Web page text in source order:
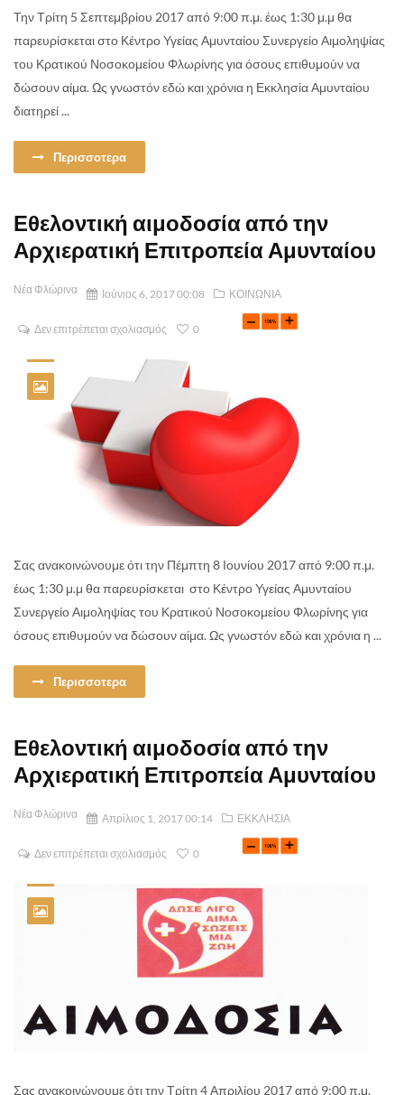
Την Τρίτη 5 Σεπτεμβρίου 2017 από 9:00 π.μ. έως 1:30 μ.μ θα
παρευρίσκεται στο Κέντρο Υγείας Αμυνταίου Συνεργείο Αιμοληψίας
του Κρατικού Νοσοκομείου Φλωρίνης για όσους επιθυμούν να
δώσουν αίμα. Ως γνωστόν εδώ και χρόνια η Εκκλησία Αμυνταίου
διατηρεί ...
Περισσοτερα
Εθελοντική αιμοδοσία από την
Αρχιερατική Επιτροπεία Αμυνταίου
Νέα Φλώρινα Ιούνιος 6, 2017 00:08 ΚΟΙΝΩΝΙΑ
Δεν επιτρέπεται σχολιασμός 0
Σας ανακοινώνουμε ότι την Πέμπτη 8 Ιουνίου 2017 από 9:00 π.μ.
έως 1:30 μ.μ θα παρευρίσκεται στο Κέντρο Υγείας Αμυνταίου
Συνεργείο Αιμοληψίας του Κρατικού Νοσοκομείου Φλωρίνης για
όσους επιθυμούν να δώσουν αίμα. Ως γνωστόν εδώ και χρόνια η ...
Περισσοτερα
Εθελοντική αιμοδοσία από την
Αρχιερατική Επιτροπεία Αμυνταίου
Νέα Φλώρινα Απρίλιος 1, 2017 00:14 ΕΚΚΛΗΣΙΑ
Δεν επιτρέπεται σχολιασμός 0
Σας ανακοινώνουμε ότι την Τρίτη 4 Απριλίου 2017 από 9:00 π.μ.